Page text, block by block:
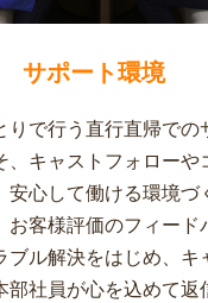
サポート環境
りで行う直行直帰での
、キャストフォローや
安心して働ける環境づ
お客様評価のフィード
ブル解決をはじめ、キ
部社員が心を込めて返